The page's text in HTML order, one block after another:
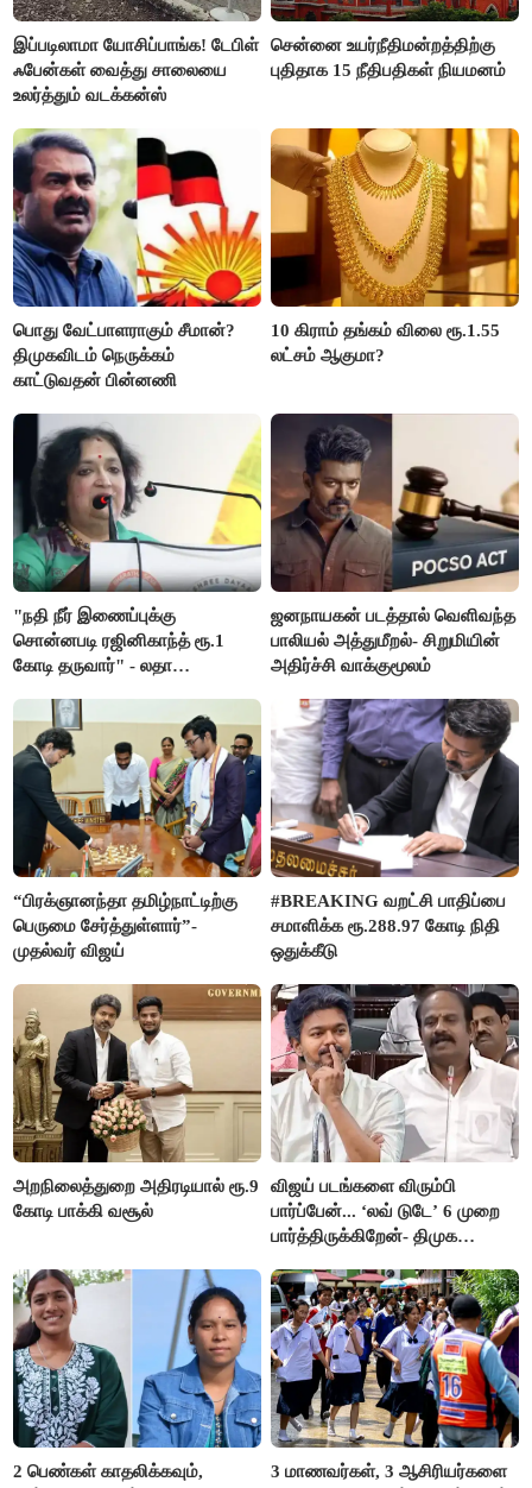
இப்படிலாமா யோசிப்பாங்க! டேபிள்
ஃபேன்கள் வைத்து சாலையை
உலர்த்தும் வடக்கன்ஸ்
சென்னை உயர்நீதிமன்றத்திற்கு
புதிதாக 15 நீதிபதிகள் நியமனம்
பொது வேட்பாளராகும் சீமான்?
திமுகவிடம் நெருக்கம்
காட்டுவதன் பின்னணி
10 கிராம் தங்கம் விலை ரூ.1.55
லட்சம் ஆகுமா?
"நதி நீர் இணைப்புக்கு
சொன்னபடி ரஜினிகாந்த் ரூ.1
கோடி தருவார்" - லதா
ஜனநாயகன் படத்தால் வெளிவந்த
பாலியல் அத்துமீறல்- சிறுமியின்
அதிர்ச்சி வாக்குமூலம்
“பிரக்ஞானந்தா தமிழ்நாட்டிற்கு
பெருமை சேர்த்துள்ளார்”-
முதல்வர் விஜய்
#BREAKING வறட்சி பாதிப்பை
சமாளிக்க ரூ.288.97 கோடி நிதி
ஒதுக்கீடு
அறநிலைத்துறை அதிரடியால் ரூ.9
கோடி பாக்கி வசூல்
விஜய் படங்களை விரும்பி
பார்ப்பேன்... ‘லவ் டுடே’ 6 முறை
பார்த்திருக்கிறேன்- திமுக
2 பெண்கள் காதலிக்கவும்,
3 மாணவர்கள், 3 ஆசிரியர்களை